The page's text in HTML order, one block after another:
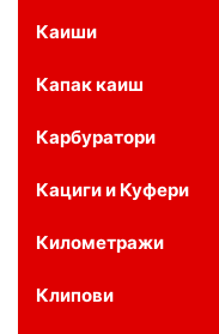
Каиши
Капак каиш
Карбуратори
Кациги и Куфери
Километражи
Клипови